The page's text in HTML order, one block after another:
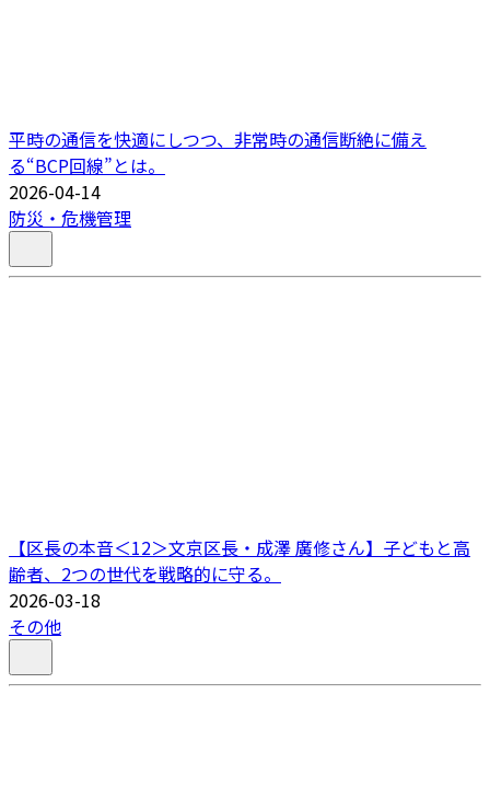
平時の通信を快適にしつつ、非常時の通信断絶に備え
る“BCP回線”とは。
2026-04-14
防災・危機管理
【区長の本音＜12＞文京区長・成澤 廣修さん】子どもと高
齢者、2つの世代を戦略的に守る。
2026-03-18
その他